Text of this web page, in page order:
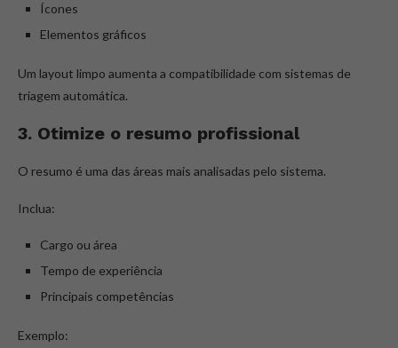
Ícones
Elementos gráficos
Um layout limpo aumenta a compatibilidade com sistemas de
triagem automática.
3. Otimize o resumo profissional
O resumo é uma das áreas mais analisadas pelo sistema.
Inclua:
Cargo ou área
Tempo de experiência
Principais competências
Exemplo: